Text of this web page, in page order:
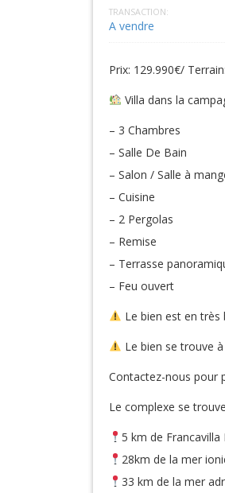
TRANSACTION:
A vendre
Prix: 129.990€/
Villa dans la
– 3 Chambres
– Salle De Bain
– Salon / Salle à
– Cuisine
– 2 Pergolas
– Remise
– Terrasse
– Feu ouvert
Le bien est en
Le bien se trouve
Contactez-nous pour
Le complexe se
5 km de Francavilla
28km de la mer
33 km de la mer